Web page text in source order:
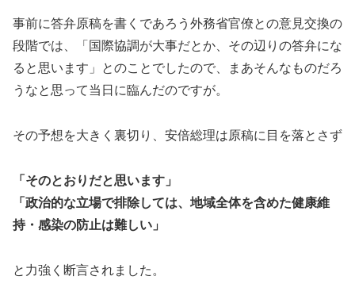
事前に答弁原稿を書くであろう外務省官僚との意見交換の
段階では、「国際協調が大事だとか、その辺りの答弁にな
ると思います」とのことでしたので、まあそんなものだろ
うなと思って当日に臨んだのですが。
その予想を大きく裏切り、安倍総理は原稿に目を落とさず
「そのとおりだと思います」
「政治的な立場で排除しては、地域全体を含めた健康維
持・感染の防止は難しい」
と力強く断言されました。